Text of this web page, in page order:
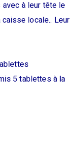
à leur tête le
locale.. Leur
5 tablettes à la